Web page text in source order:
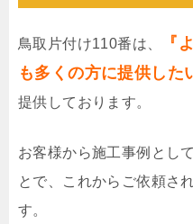
鳥取片付け110番は、
『
も多くの方に提供した
提供しております。
お客様から施工事例とし
とで、これからご依頼さ
す。